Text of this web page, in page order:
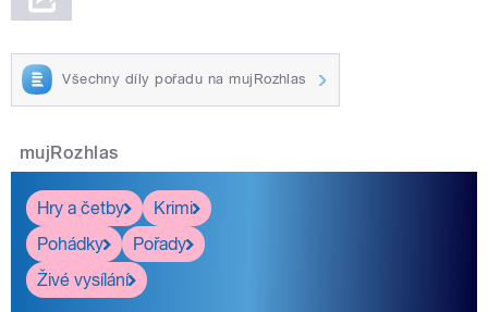
Všechny díly pořadu na mujRozhlas
mujRozhlas
Hry a četby
Krimi
Pohádky
Pořady
Živé vysílání